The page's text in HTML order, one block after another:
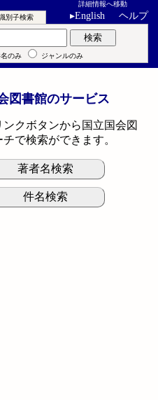
詳細情報へ移動
▸English ヘルプ
別子検索
検索
のみ ジャンルのみ
図書館のサービス
ンクボタンから国立国会図
で検索ができます。
著者名検索
件名検索